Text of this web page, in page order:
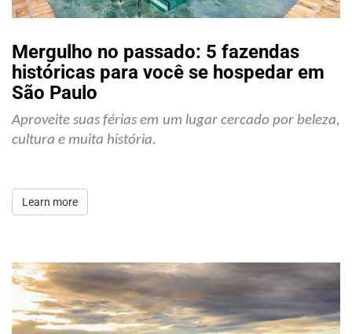
Mergulho no passado: 5 fazendas
históricas para você se hospedar em
São Paulo
Aproveite suas férias em um lugar cercado por beleza,
cultura e muita história.
Learn more